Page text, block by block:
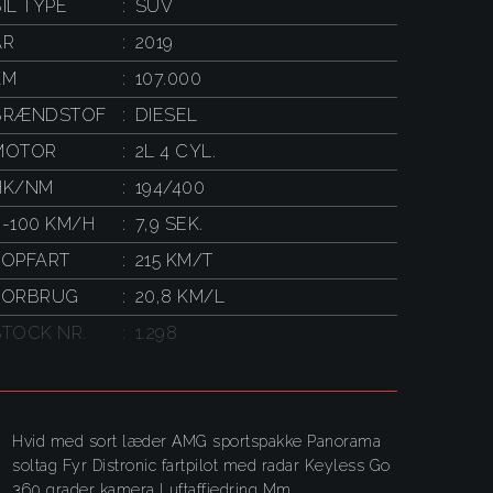
TYPE
SUV
2019
107.000
DIESEL
2L 4 CYL.
NM
194/400
100 KM/H
7,9 SEK.
215 KM/T
20,8 KM/L
NR.
1.298
Hvid med sort læder AMG sportspakke Panorama
soltag Fyr Distronic fartpilot med radar Keyless Go
360 grader kamera Luftaffjedring Mm.